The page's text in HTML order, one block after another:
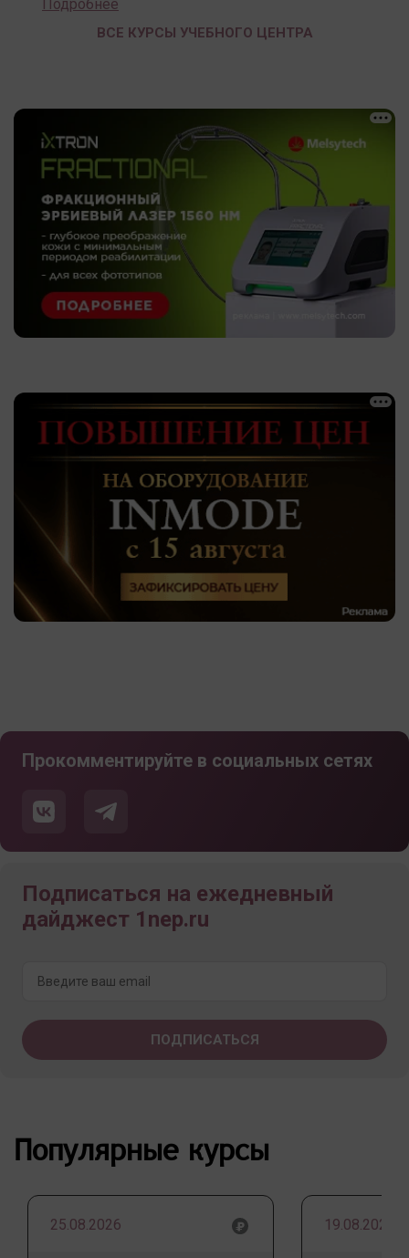
Подробнее
ВСЕ КУРСЫ УЧЕБНОГО ЦЕНТРА
Прокомментируйте в социальных сетях
Подписаться на ежедневный
дайджест 1nep.ru
Популярные курсы
25.08.2026 19.08.2026